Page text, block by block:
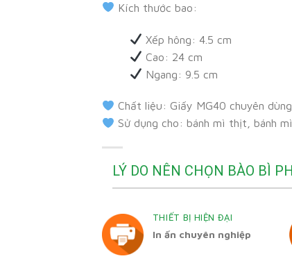
Kích thước bao:
Xếp hông: 4.5 cm
Cao: 24 cm
Ngang: 9.5 cm
Chất liệu: Giấy MG40 chuyên
Sử dụng cho: bánh mì thịt, bánh
LÝ DO NÊN CHỌN BÀO BÌ
THIẾT BỊ HIỆN ĐẠI
In ấn chuyên nghiệp